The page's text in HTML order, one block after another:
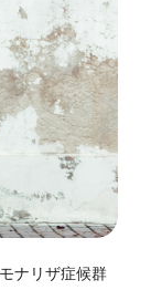
ナリザ症候群